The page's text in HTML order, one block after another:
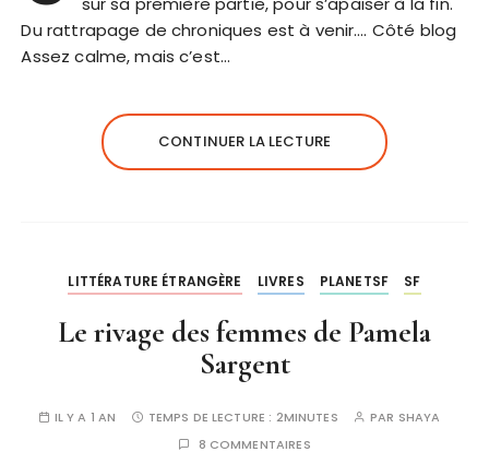
Du rattrapage de chroniques est à venir…. Côté blog
Assez calme, mais c’est…
CONTINUER LA LECTURE
LITTÉRATURE ÉTRANGÈRE LIVRES PLANETSF SF
Le rivage des femmes de Pamela
Sargent
IL Y A 1 AN TEMPS DE LECTURE : 2MINUTES PAR SHAYA
8 COMMENTAIRES